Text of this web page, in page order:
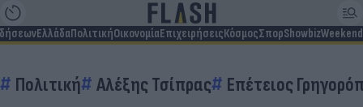
ΕλλάδαΠολιτικήΟικονομίαΕπιχειρήσειςΚόσμοςΣπορShowbizWeekend
Πολιτική Αλέξης Τσίπρας Επέτειος